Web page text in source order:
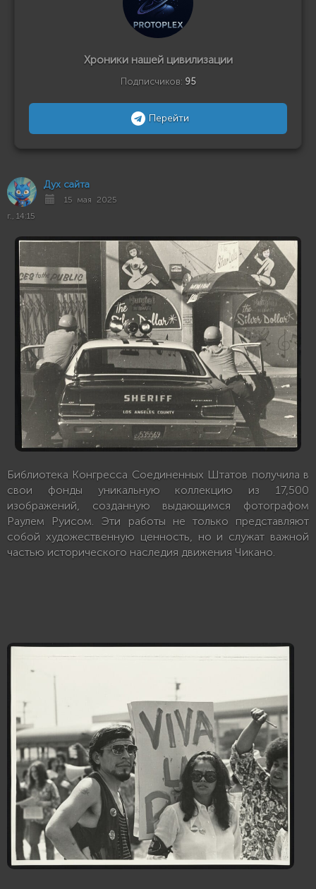
Хроники нашей цивилизации
Подписчиков: 95
Перейти
Дух сайта
15 мая 2025
г., 14:15
Библиотека Конгресса Соединенных Штатов получила в
свои фонды уникальную коллекцию из 17,500
изображений, созданную выдающимся фотографом
Раулем Руисом. Эти работы не только представляют
собой художественную ценность, но и служат важной
частью исторического наследия движения Чикано.